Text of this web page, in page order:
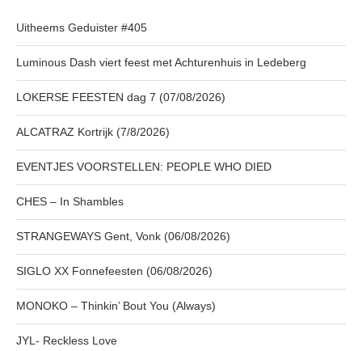
Uitheems Geduister #405
Luminous Dash viert feest met Achturenhuis in Ledeberg
LOKERSE FEESTEN dag 7 (07/08/2026)
ALCATRAZ Kortrijk (7/8/2026)
EVENTJES VOORSTELLEN: PEOPLE WHO DIED
CHES – In Shambles
STRANGEWAYS Gent, Vonk (06/08/2026)
SIGLO XX Fonnefeesten (06/08/2026)
MONOKO – Thinkin’ Bout You (Always)
JYL- Reckless Love